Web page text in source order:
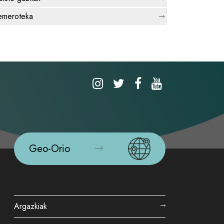
Geo-Orio
Argazkiak